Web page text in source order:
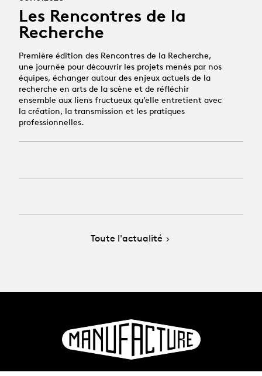
Les Rencontres de la
Recherche
Première édition des Rencontres de la Recherche,
une journée pour découvrir les projets menés par nos
équipes, échanger autour des enjeux actuels de la
recherche en arts de la scène et de réfléchir
ensemble aux liens fructueux qu’elle entretient avec
la création, la transmission et les pratiques
professionnelles.
Toute l'actualité